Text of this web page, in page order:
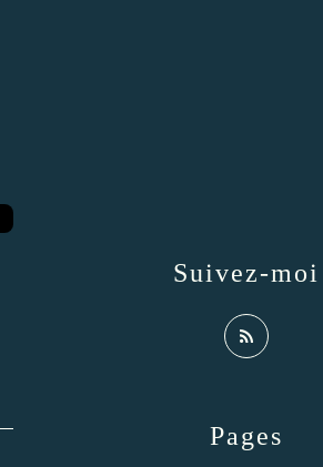
Pages
Suivez-moi